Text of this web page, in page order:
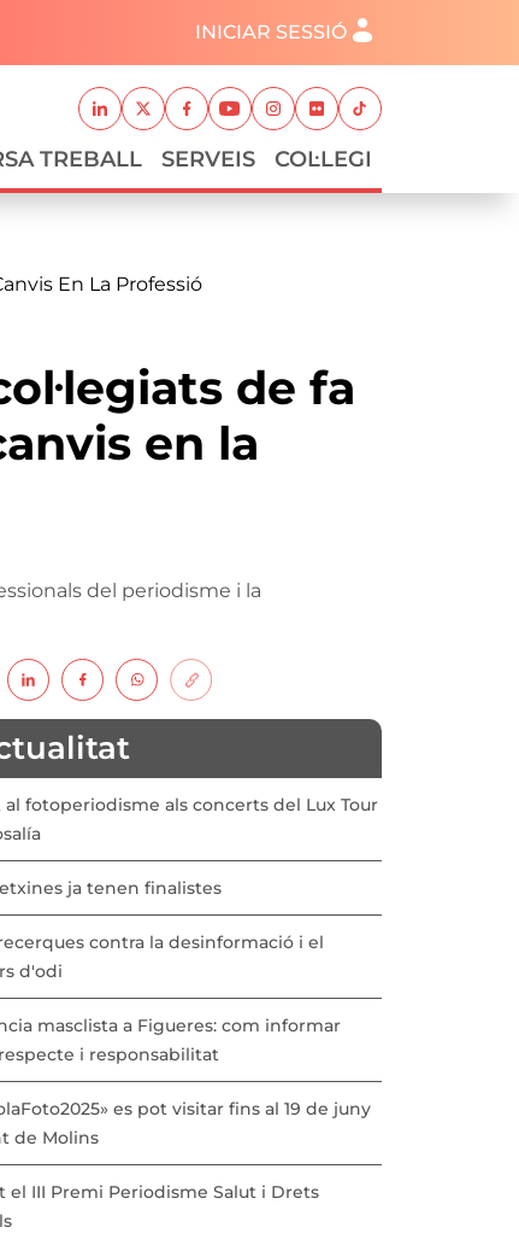
Menú del compte d'usuari
INICIAR SESSIÓ
Xarxes socials
LinkedinTwitterFacebook
YoutubeInstagram
FlickrTikTok
TREBALL SERVEIS COL·LEGI
En La Professió
de fa
en la
del periodisme i la
al fotoperiodisme als concerts del Lux Tour
ja tenen finalistes
contra la desinformació i el
d'odi
masclista a Figueres: com informar
i responsabilitat
es pot visitar fins al 19 de juny
de Molins
el III Premi Periodisme Salut i Drets